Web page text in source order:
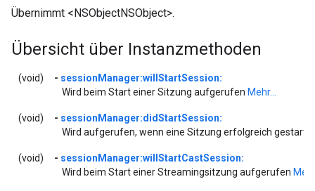
Übernimmt <NSObjectNSObject>.
Übersicht über Instanzmethoden
(void) - sessionManager:willStartSession:
Wird beim Start einer Sitzung aufgerufen Mehr...
(void) - sessionManager:didStartSession:
Wird aufgerufen, wenn eine Sitzung erfolgreich
(void) - sessionManager:willStartCastSession:
Wird beim Start einer Streamingsitzung aufgerufen